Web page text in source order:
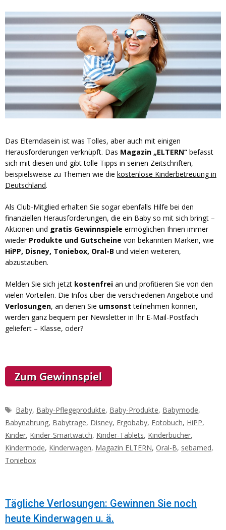
Das Elterndasein ist was Tolles, aber auch mit einigen
Herausforderungen verknüpft. Das Magazin „ELTERN“ befasst
sich mit diesen und gibt tolle Tipps in seinen Zeitschriften,
beispielsweise zu Themen wie die kostenlose Kinderbetreuung in
Deutschland.
Als Club-Mitglied erhalten Sie sogar ebenfalls Hilfe bei den
finanziellen Herausforderungen, die ein Baby so mit sich bringt –
Aktionen und gratis Gewinnspiele ermöglichen Ihnen immer
wieder Produkte und Gutscheine von bekannten Marken, wie
HiPP, Disney, Toniebox, Oral-B und vielen weiteren,
abzustauben.
Melden Sie sich jetzt kostenfrei an und profitieren Sie von den
vielen Vorteilen. Die Infos über die verschiedenen Angebote und
Verlosungen, an denen Sie umsonst teilnehmen können,
werden ganz bequem per Newsletter in Ihr E-Mail-Postfach
geliefert – Klasse, oder?
Schlagwörter
Baby, Baby-Pflegeprodukte, Baby-Produkte, Babymode,
Babynahrung, Babytrage, Disney, Ergobaby, Fotobuch, HiPP,
Kinder, Kinder-Smartwatch, Kinder-Tablets, Kinderbücher,
Kindermode, Kinderwagen, Magazin ELTERN, Oral-B, sebamed,
Toniebox
Tägliche Verlosungen: Gewinnen Sie noch
heute Kinderwagen u. ä.